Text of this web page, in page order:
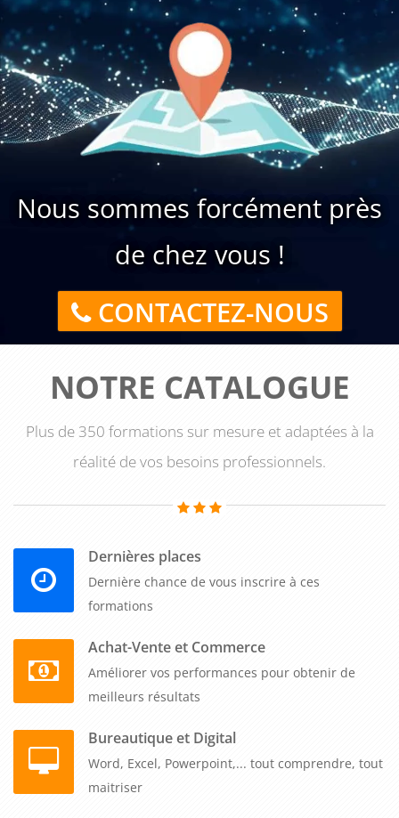
Nous sommes forcément près
de chez vous !
CONTACTEZ-NOUS
NOTRE CATALOGUE
Plus de 350 formations sur mesure et adaptées à la
réalité de vos besoins professionnels.
Dernières places
Dernière chance de vous inscrire à ces
formations
Achat-Vente et Commerce
Améliorer vos performances pour obtenir de
meilleurs résultats
Bureautique et Digital
Word, Excel, Powerpoint,... tout comprendre, tout
maitriser